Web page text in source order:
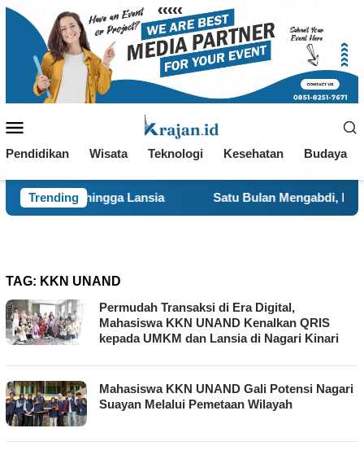
Loncat
Mobile
Pendidikan Wisata Teknologi Kesehatan Budaya
Trending
Lansia Satu Bulan Mengabdi, BBK 8 UNAIR
TAG: KKN UNAND
Permudah Transaksi di Era Digital,
Mahasiswa KKN UNAND Kenalkan QRIS
kepada UMKM dan Lansia di Nagari Kinari
Mahasiswa KKN UNAND Gali Potensi Nagari
Suayan Melalui Pemetaan Wilayah